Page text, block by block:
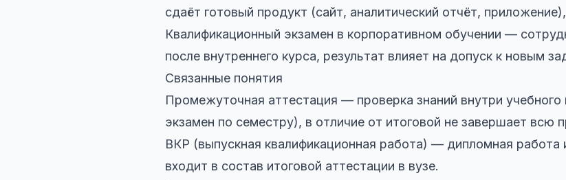
сдаёт готовый продукт (сайт, аналитический отчёт,
Квалификационный экзамен в корпоративном обучении —
после внутреннего курса, результат влияет на допуск к новым
Связанные понятия
Промежуточная аттестация — проверка знаний внутри учебного
экзамен по семестру), в отличие от итоговой не завершает всю
ВКР (выпускная квалификационная работа) — дипломная работа
входит в состав итоговой аттестации в вузе.